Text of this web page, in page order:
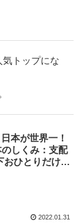
トップにな
本が世界一！
のしくみ：支配
ひとりだけ特
2022.01.31